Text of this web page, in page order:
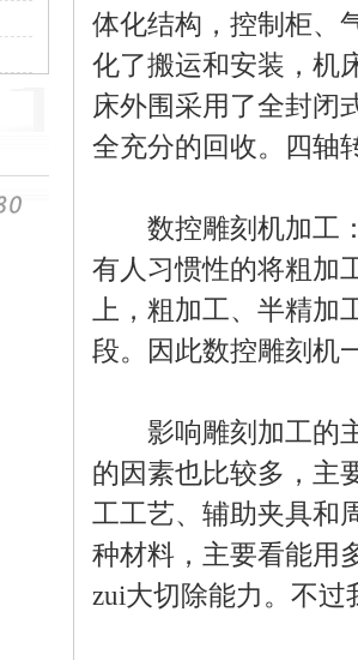
体化结构，控制柜、
化了搬运和安装，机
床外围采用了全封闭
全充分的回收。四轴
数控雕刻机加工：
有人习惯性的将粗加
上，粗加工、半精加
段。因此数控雕刻机
影响雕刻加工的主
的因素也比较多，主
工工艺、辅助夹具和
种材料，主要看能用
zui大切除能力。不